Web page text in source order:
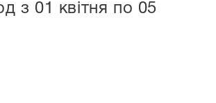
з 01 квітня по 05